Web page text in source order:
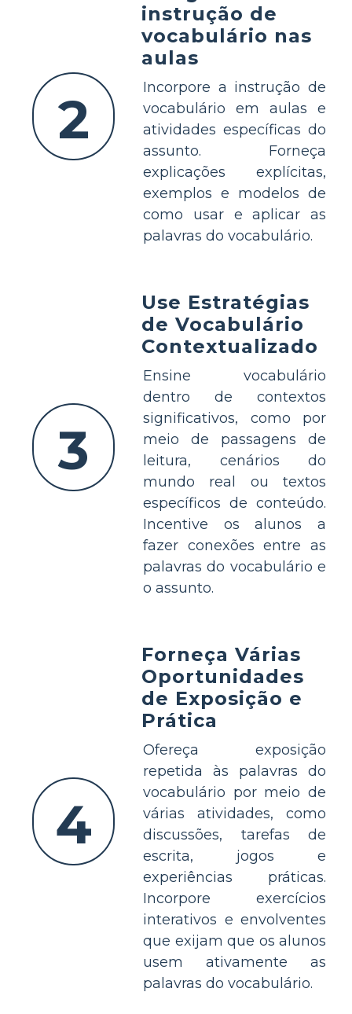
2
instrução de
vocabulário nas
aulas
Incorpore a instrução de
vocabulário em aulas e
atividades específicas do
assunto. Forneça
explicações explícitas,
exemplos e modelos de
como usar e aplicar as
palavras do vocabulário.
3
Use Estratégias
de Vocabulário
Contextualizado
Ensine vocabulário
dentro de contextos
significativos, como por
meio de passagens de
leitura, cenários do
mundo real ou textos
específicos de conteúdo.
Incentive os alunos a
fazer conexões entre as
palavras do vocabulário e
o assunto.
4
Forneça Várias
Oportunidades
de Exposição e
Prática
Ofereça exposição
repetida às palavras do
vocabulário por meio de
várias atividades, como
discussões, tarefas de
escrita, jogos e
experiências práticas.
Incorpore exercícios
interativos e envolventes
que exijam que os alunos
usem ativamente as
palavras do vocabulário.